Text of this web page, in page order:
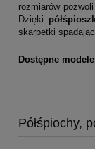
rozmiarów
Dzięki
skarpetki
Dostępne
Półśpiochy,